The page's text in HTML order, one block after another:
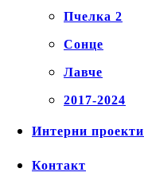
Пчелка 2
Сонце
Лавче
2017-2024
Интерни проекти
Контакт